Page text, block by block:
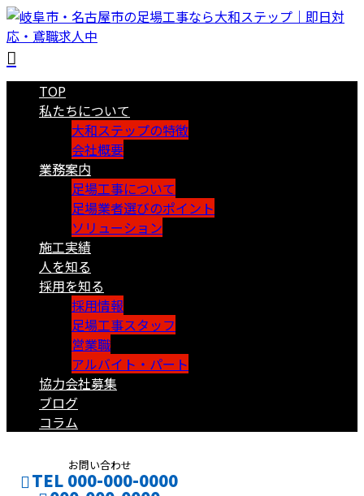
TOP
私たちについて
大和ステップの特徴
会社概要
業務案内
足場工事について
足場業者選びのポイント
ソリューション
施工実績
人を知る
採用を知る
採用情報
足場工事スタッフ
営業職
アルバイト・パート
協力会社募集
ブログ
コラム
お問い合わせ
TEL 000-000-0000